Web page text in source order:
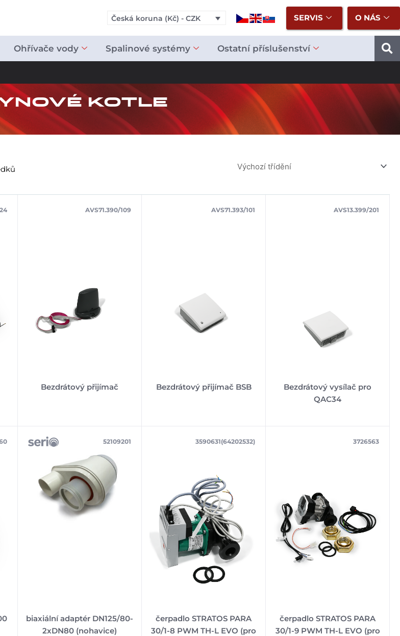
Česká koruna (Kč) - CZK SERVIS O NÁS
Ohřívače vody Spalinové systémy Ostatní příslušenství
KOTLE
Bezdrátový přijímač
AVS71.390/109
Bezdrátový přijímač BSB
AVS71.393/101
Bezdrátový vysílač pro
QAC34
AVS13.399/201
biaxiální adaptér DN125/80-
2xDN80 (nohavice)
52109201
čerpadlo STRATOS PARA
30/1-8 PWM TH-L EVO (pro
3590631(64202532)
čerpadlo STRATOS PARA
30/1-9 PWM TH-L EVO (pro
3726563